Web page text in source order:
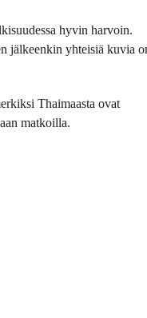
hyvin harvoin.
jälkeenkin yhteisiä kuvia
Thaimaasta ovat
matkoilla.